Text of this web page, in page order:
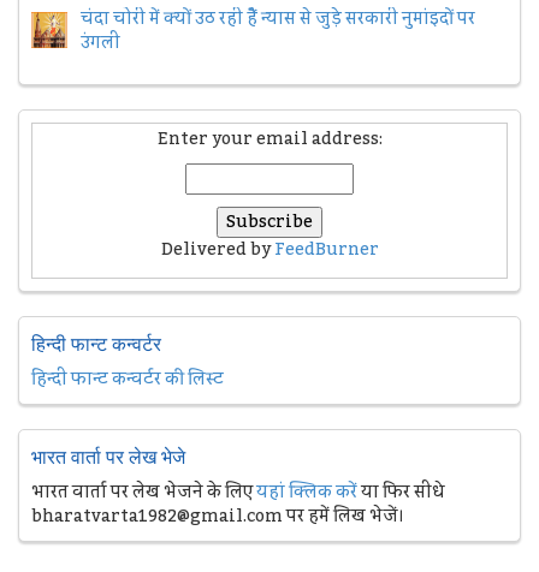
चंदा चोरी में क्यों उठ रही हैैं न्यास से जुड़े सरकारी नुमांइदों पर
उंगली
Enter your email address:
Delivered byFeedBurner
हिन्दी फान्ट कन्वर्टर
हिन्दी फान्ट कन्वर्टर की लिस्ट
भारत वार्ता पर लेख भेजे
भारत वार्ता पर लेख भेजने के लिएयहां क्लिक करेंया फिर सीधे
bharatvarta1982@gmail.com पर हमें लिख भेजें।